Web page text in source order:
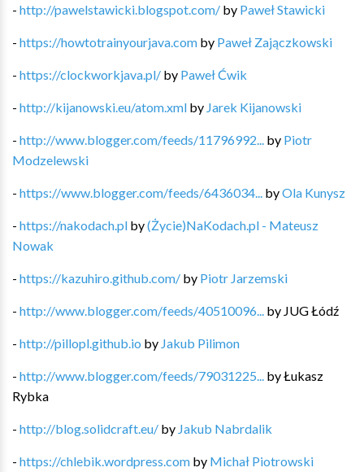
- http://pawelstawicki.blogspot.com/ by Paweł Stawicki
- https://howtotrainyourjava.com by Paweł Zajączkowski
- https://clockworkjava.pl/ by Paweł Ćwik
- http://kijanowski.eu/atom.xml by Jarek Kijanowski
- http://www.blogger.com/feeds/11796992... by Piotr
Modzelewski
- https://www.blogger.com/feeds/6436034... byOla Kunysz
- https://nakodach.pl by(Życie)NaKodach.pl - Mateusz
Nowak
- https://kazuhiro.github.com/ by Piotr Jarzemski
- http://www.blogger.com/feeds/40510096... by JUG Łódź
- http://pillopl.github.io by Jakub Pilimon
- http://www.blogger.com/feeds/79031225... byŁukasz
Rybka
- http://blog.solidcraft.eu/ by Jakub Nabrdalik
- https://chlebik.wordpress.com by Michał Piotrowski